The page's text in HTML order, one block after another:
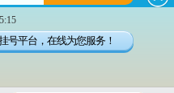
医院
国路2号
癜风医院
号
号平台，在线为您服务！